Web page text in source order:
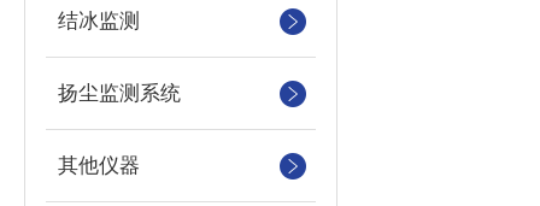
结冰监测
扬尘监测系统
其他仪器